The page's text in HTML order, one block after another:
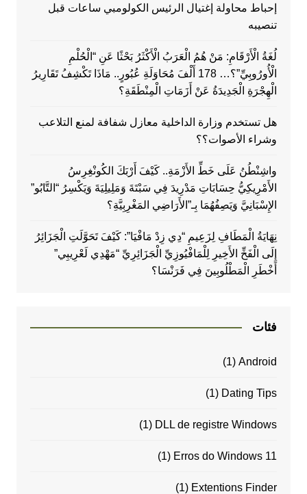
إحباط محاولة إغتيال الرئيس الكولومبي ساعات قبل
تنصيبه
لُغَةُ الْأَرْقَامِ: مَنْ هُمُ الْعَرَبُ الْأَكْثَرُ بَحْثًا عَنِ “الْحُلْمِ
الْأُورُوبِيِّ”؟… 178 أَلْفَ مُحَاوَلَةِ عُبُورٍ.. مَاذَا تَكْشِفُ تَقَارِيرُ
الْهِجْرَةِ الْجَدِيدَةُ عَنْ أَزَمَاتِ الْمِنْطَقَةِ؟
هل تستخدم وزارة الداخلية معازل شفافة لمنع التلاعب
وشراء الأصوات؟؟
واشِنْطُنُ عَلَى خَطِّ الأَزْمَةِ.. كَيْفَ أَرْبَكَ الكُونْغِرِسُ
الأَمْرِيكِيُّ حِسَابَاتِ مَدْرِيدَ فِي سَبْتَةَ وَمَلِيلِيَةَ وَيَكْسِرُ “التَّابُو”
الإِسْبَانِيَّ وَيَصِفُهُمَا بِـ”الأَرَاضِي المَغْرِبِيَّةِ؟
نِهَايَةُ الْمَطَافِ لِزَعِيمِ “دِي زِدْ مَافْيَا”: كَيْفَ تَحَوَّلَتِ الْجَزَائِرُ
إِلَى الْفَخِّ الأَخِيرِ لِلْمَافْيُوزِيِّ الْجَزَائِرِيِّ “مَهْدِي لَعْرِيبِي”
أَخْطَرِ الْمَطْلُوبِينَ فِي فَرَنْسَا؟
فئات
Android
(1)
Dating Tips
(1)
DLL de registre Windows
(1)
Erros do Windows 11
(1)
Extentions Finder
(1)